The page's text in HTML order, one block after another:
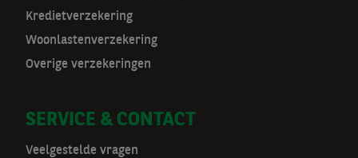
a
t
a
v
Kredietverzekering
Woonlastenverzekering
Overige verzekeringen
SERVICE & CONTACT
Veelgestelde vragen